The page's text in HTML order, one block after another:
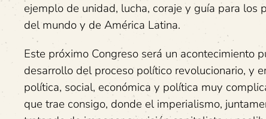
ejemplo de unidad, lucha, coraje y guía para
del mundo y de América Latina.
Este próximo Congreso será un acontecimiento
desarrollo del proceso político revolucionario, y
política, social, económica y política muy
que trae consigo, donde el imperialismo,